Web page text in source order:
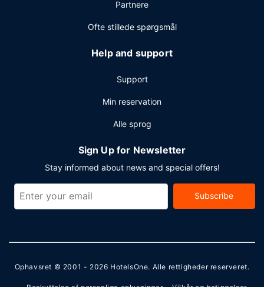
Partnere
Ofte stillede spørgsmål
Help and support
Support
Min reservation
Alle sprog
Sign Up for Newsletter
Stay informed about news and special offers!
Subscribe
Ophavsret © 2001 - 2026 HotelsOne. Alle rettigheder reserveret.